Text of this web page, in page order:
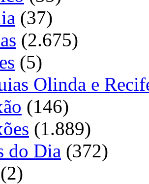
(37)
(2.675)
(5)
Olinda e
(146)
(1.889)
do Dia (372)
(2)